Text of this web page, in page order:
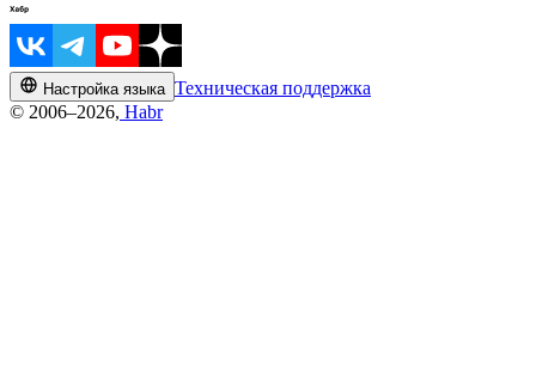
Настройка языка Техническая поддержка
© 2006–2026, Habr